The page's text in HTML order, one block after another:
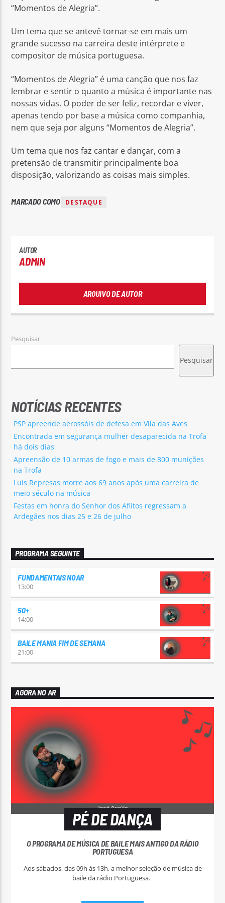
“Momentos de Alegria”.
Um tema que se antevê tornar-se em mais um
grande sucesso na carreira deste intérprete e
compositor de música portuguesa.
“Momentos de Alegria” é uma canção que nos faz
lembrar e sentir o quanto a música é importante nas
nossas vidas. O poder de ser feliz, recordar e viver,
apenas tendo por base a música como companhia,
nem que seja por alguns “Momentos de Alegria”.
Um tema que nos faz cantar e dançar, com a
pretensão de transmitir principalmente boa
disposição, valorizando as coisas mais simples.
MARCADO COMO DESTAQUE
AUTOR
ADMIN
ARQUIVO DE AUTOR
Pesquisar
Pesquisar
NOTÍCIAS RECENTES
PSP apreende aerossóis de defesa em Vila das Aves
Encontrada em segurança mulher desaparecida na Trofa
há dois dias
Apreensão de 10 armas de fogo e mais de 800 munições
na Trofa
Luís Represas morre aos 69 anos após uma carreira de
meio século na música
Festas em honra do Senhor dos Aflitos regressam a
Ardegães nos dias 25 e 26 de julho
PROGRAMA SEGUINTE
FUNDAMENTAIS NOAR
13:00
50+
14:00
BAILE MANIA FIM DE SEMANA
21:00
AGORA NO AR
PÉ DE DANÇA
O PROGRAMA DE MÚSICA DE BAILE MAIS ANTIGO DA RÁDIO
PORTUGUESA
Aos sábados, das 09h às 13h, a melhor seleção de música de